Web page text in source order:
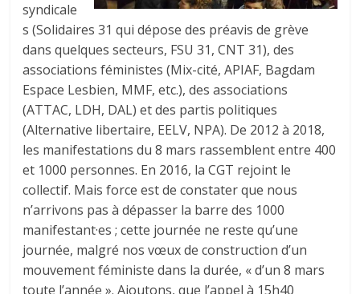
syndicale
s (Solidaires 31 qui dépose des préavis de grève
dans quelques secteurs, FSU 31, CNT 31), des
associations féministes (Mix-cité, APIAF, Bagdam
Espace Lesbien, MMF, etc.), des associations
(ATTAC, LDH, DAL) et des partis politiques
(Alternative libertaire, EELV, NPA). De 2012 à 2018,
les manifestations du 8 mars rassemblent entre 400
et 1000 personnes. En 2016, la CGT rejoint le
collectif. Mais force est de constater que nous
n’arrivons pas à dépasser la barre des 1000
manifestant·es ; cette journée ne reste qu’une
journée, malgré nos vœux de construction d’un
mouvement féministe dans la durée, « d’un 8 mars
toute l’année ». Ajoutons, que l’appel à 15h40